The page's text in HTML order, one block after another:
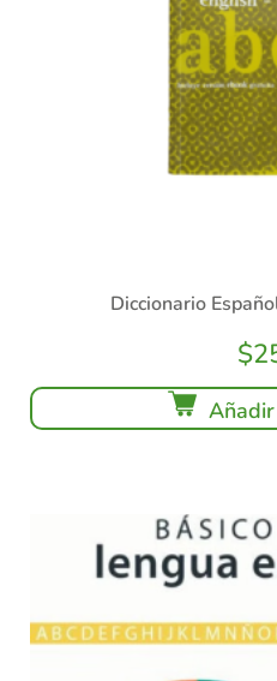
Diccionario
$